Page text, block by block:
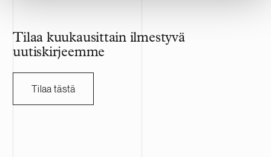
Tilaa kuukausittain ilmestyvä
uutiskirjeemme
Tilaa tästä